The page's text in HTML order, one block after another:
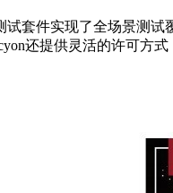
试套件实现了全场景测
还提供灵活的许可方